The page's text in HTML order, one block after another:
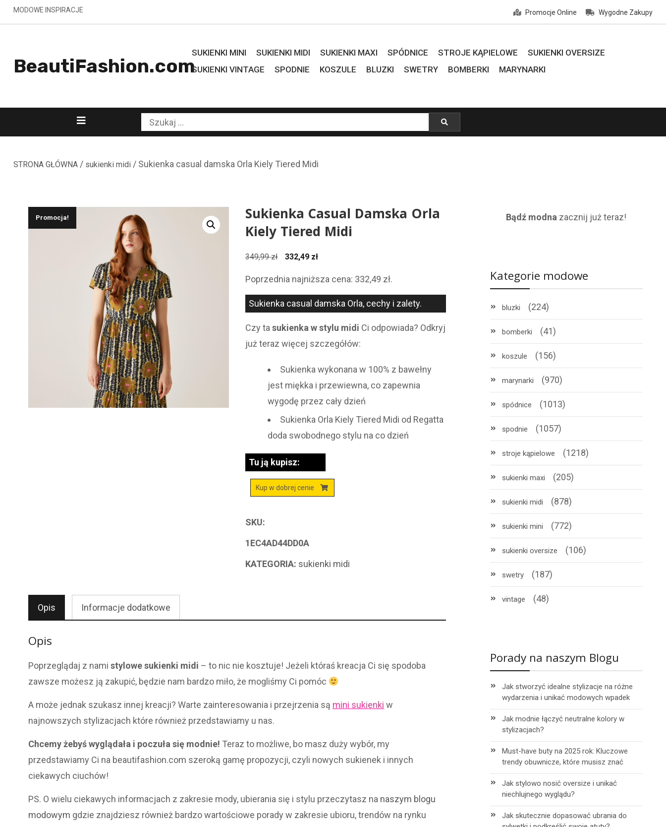
Skip
to
MODOWE INSPIRACJE Promocje Online Wygodne Zakupy
BeautiFashion.com
SUKIENKI MINI SUKIENKI MIDI SUKIENKI MAXI SPÓDNICE STROJE KĄPIELOWE
SUKIENKI OVERSIZE
SUKIENKI VINTAGE
SPODNIE KOSZULE BLUZKI SWETRY BOMBERKI MARYNARKI
Szukaj:
STRONA GŁÓWNA/ sukienki midi/ Sukienka casual damska Orla Kiely Tiered Midi
Promocja!
Sukienka Casual Damska Orla
Kiely Tiered Midi
349,99zł
Pierwotna
wynosiła:
349,99 zł.
332,49 złAktualna
wynosi:
332,49 zł.
Poprzednia najniższa cena: 332,49 zł.
Sukienka casual damska Orla, cechy i zalety.
Czy tasukienka w stylu midi Ci odpowiada? Odkryj
już teraz więcej szczegółów:
Sukienka wykonana w 100% z bawełny
jest miękka i przewiewna, co zapewnia
wygodę przez cały dzień
Sukienka Orla Kiely Tiered Midi od Regatta
doda swobodnego stylu na co dzień
Tu ją kupisz:
Kup w dobrej cenie
SKU:
1EC4AD44DD0A
KATEGORIA: sukienki midi
Opis Informacje dodatkowe
Opis
Poprzeglądaj z nami stylowe sukienki midi – to nic nie kosztuje! Jeżeli któraś kreacja Ci się spodoba
zawsze możesz ją zakupić, będzie nam bardzo miło, że mogliśmy Ci pomóc
A może jednak szukasz innej kreacji? Warte zainteresowania i przejrzenia są mini sukienki w
najnowszych stylizacjach które również przedstawiamy u nas.
Chcemy żebyś wyglądała i poczuła się modnie! Teraz to możliwe, bo masz duży wybór, my
przedstawiamy Ci na beautifashion.com szeroką gamę propozycji, czyli nowych sukienek i innych
ciekawych ciuchów!
PS. O wielu ciekawych informacjach z zakresie mody, ubierania się i stylu przeczytasz na naszym blogu
modowym gdzie znajdziesz również bardzo wartościowe porady w zakresie ubioru, trendów na rynku
Bądź modna zacznij już teraz!
Kategorie modowe
bluzki (224)
bomberki (41)
koszule (156)
marynarki (970)
spódnice (1013)
spodnie (1057)
stroje kąpielowe (1218)
sukienki maxi (205)
sukienki midi (878)
sukienki mini (772)
sukienki oversize (106)
swetry (187)
vintage (48)
Porady na naszym Blogu
Jak stworzyć idealne stylizacje na różne
wydarzenia i unikać modowych wpadek
Jak modnie łączyć neutralne kolory w
stylizacjach?
Must-have buty na 2025 rok: Kluczowe
trendy obuwnicze, które musisz znać
Jak stylowo nosić oversize i unikać
niechlujnego wyglądu?
Jak skutecznie dopasować ubrania do